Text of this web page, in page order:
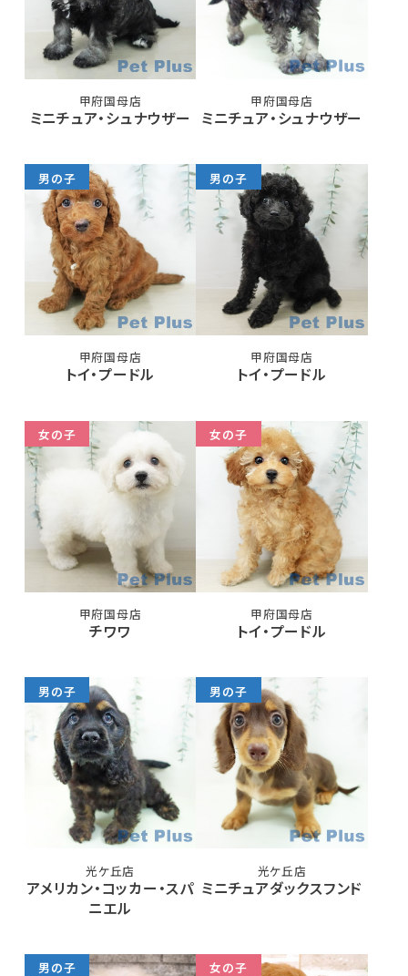
甲府国母店
ミニチュア・シュナウザー
甲府国母店
ミニチュア・シュナウザー
男の子
甲府国母店
トイ・プードル
男の子
甲府国母店
トイ・プードル
女の子
甲府国母店
チワワ
女の子
甲府国母店
トイ・プードル
男の子
光ケ丘店
アメリカン・コッカー・スパ
ニエル
男の子
光ケ丘店
ミニチュアダックスフンド
男の子 女の子